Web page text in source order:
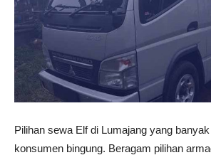
Pilihan sewa Elf di Lumajang yang
konsumen bingung. Beragam pilihan